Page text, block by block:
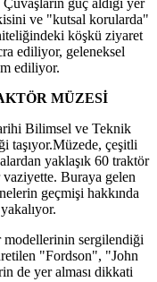
ve "kutsal korularda"
köşkü ziyaret
ediliyor, geleneksel
ediliyor.
MÜZESİ
Bilimsel ve Teknik
taşıyor.Müzede, çeşitli
yaklaşık 60 traktör
Buraya gelen
geçmişi hakkında
sergilendiği
"Fordson", "John
de yer alması dikkati